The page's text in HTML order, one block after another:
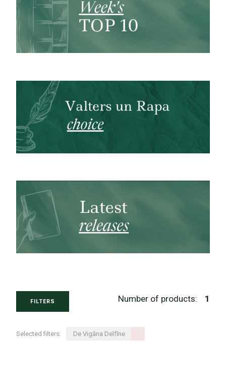
FILTERS Number of products: 1
Selected filters: De Vigāna Delfīne